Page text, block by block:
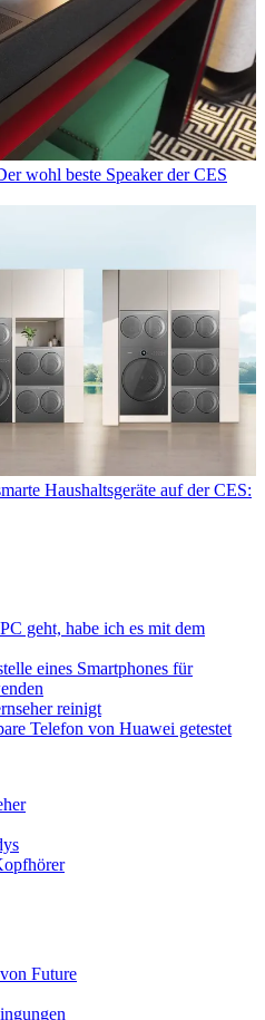
wohl beste Speaker der CES
Haushaltsgeräte auf der CES:
geht, habe ich es mit dem
eines Smartphones für
reinigt
Telefon von Huawei getestet
Future